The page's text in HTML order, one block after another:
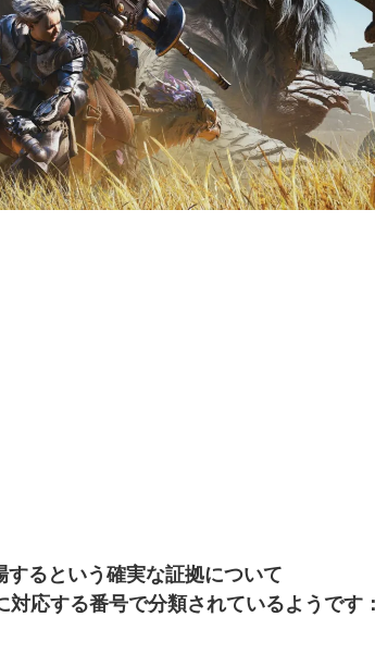
るという確実な証拠について
応する番号で分類されているようです：